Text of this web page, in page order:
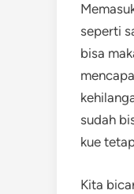
seperti
bisa
sudah
kue
Kita